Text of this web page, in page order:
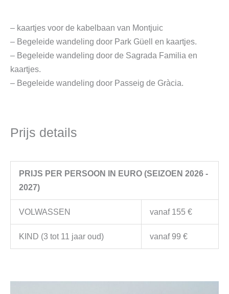
– kaartjes voor de kabelbaan van Montjuic
– Begeleide wandeling door Park Güell en kaartjes.
– Begeleide wandeling door de Sagrada Familia en
kaartjes.
– Begeleide wandeling door Passeig de Gràcia.
Prijs details
PRIJS PER PERSOON IN EURO (SEIZOEN 2026 -
2027)
VOLWASSEN vanaf 155 €
KIND (3 tot 11 jaar oud) vanaf 99 €